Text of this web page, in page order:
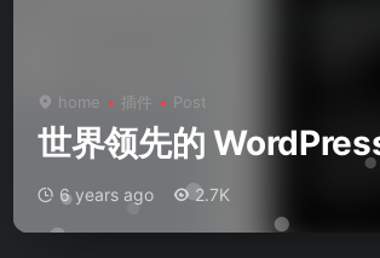
home 插件 Post
世界领先的
6 years ago 2.7K